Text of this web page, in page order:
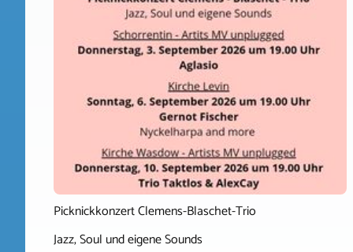
Picknickkonzert Clemens-Blaschet-Trio
Jazz, Soul und eigene Sounds